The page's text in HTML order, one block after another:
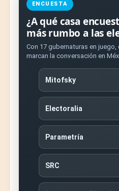
ENCUESTA
¿A qué casa
más rumbo a las
Con 17 gubernaturas en
marcan la conversación en
Mitofsky
Electoralia
Parametría
SRC